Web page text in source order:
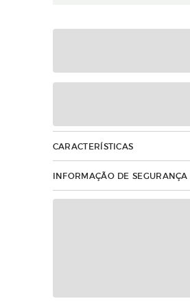
CARACTERÍSTICAS
INFORMAÇÃO DE